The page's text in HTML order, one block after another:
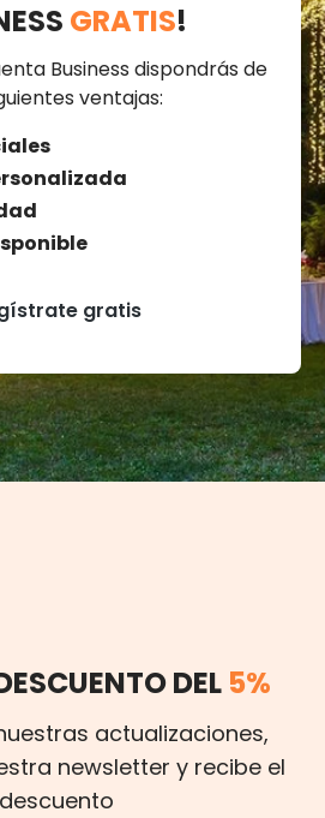
GRATIS!
Business dispondrás de
ventajas:
gratis
DEL 5%
actualizaciones,
newsletter y recibe el
descuento